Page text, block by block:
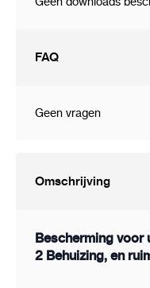
Profiteer van
gedoe meer met
behuizing met een
FAQ
Geen vragen
Omschrijving
Bescherming voor
2 Behuizing, en